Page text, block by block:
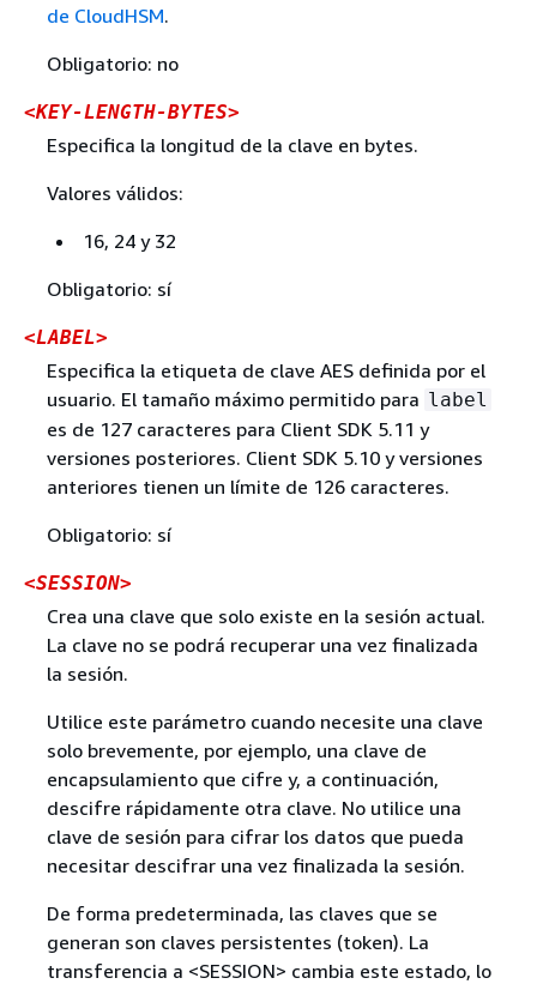
de CloudHSM.
Obligatorio: no
<KEY-LENGTH-BYTES>
Especifica la longitud de la clave en bytes.
Valores válidos:
16, 24 y 32
Obligatorio: sí
<LABEL>
Especifica la etiqueta de clave AES definida por el
usuario. El tamaño máximo permitido para label
es de 127 caracteres para Client SDK 5.11 y
versiones posteriores. Client SDK 5.10 y versiones
anteriores tienen un límite de 126 caracteres.
Obligatorio: sí
<SESSION>
Crea una clave que solo existe en la sesión actual.
La clave no se podrá recuperar una vez finalizada
la sesión.
Utilice este parámetro cuando necesite una clave
solo brevemente, por ejemplo, una clave de
encapsulamiento que cifre y, a continuación,
descifre rápidamente otra clave. No utilice una
clave de sesión para cifrar los datos que pueda
necesitar descifrar una vez finalizada la sesión.
De forma predeterminada, las claves que se
generan son claves persistentes (token). La
transferencia a <SESSION> cambia este estado, lo